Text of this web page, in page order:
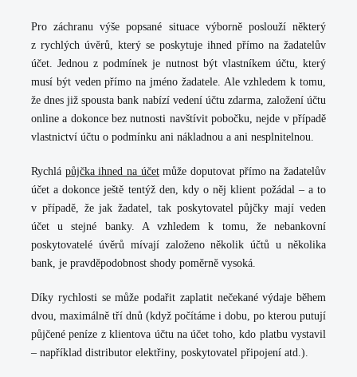
Pro záchranu výše popsané situace výborně poslouží některý
z rychlých úvěrů, který se poskytuje ihned přímo na žadatelův
účet. Jednou z podmínek je nutnost být vlastníkem účtu, který
musí být veden přímo na jméno žadatele. Ale vzhledem k tomu,
že dnes již spousta bank nabízí vedení účtu zdarma, založení účtu
online a dokonce bez nutnosti navštívit pobočku, nejde v případě
vlastnictví účtu o podmínku ani nákladnou a ani nesplnitelnou.
Rychlá půjčka ihned na účetmůže doputovat přímo na žadatelův
účet a dokonce ještě tentýž den, kdy o něj klient požádal – a to
v případě, že jak žadatel, tak poskytovatel půjčky mají veden
účet u stejné banky. A vzhledem k tomu, že nebankovní
poskytovatelé úvěrů mívají založeno několik účtů u několika
bank, je pravděpodobnost shody poměrně vysoká.
Díky rychlosti se může podařit zaplatit nečekané výdaje během
dvou, maximálně tří dnů (když počítáme i dobu, po kterou putují
půjčené peníze z klientova účtu na účet toho, kdo platbu vystavil
– například distributor elektřiny, poskytovatel připojení atd.).